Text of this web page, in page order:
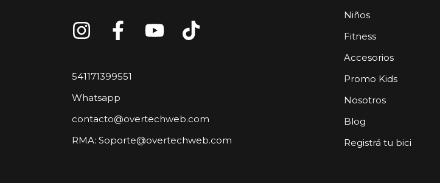
541171399551
Whatsapp
contacto@overtechweb.com
RMA: Soporte@overtechweb.com
Niños
Fitness
Accesorios
Promo Kids
Nosotros
Blog
Registrá tu bici